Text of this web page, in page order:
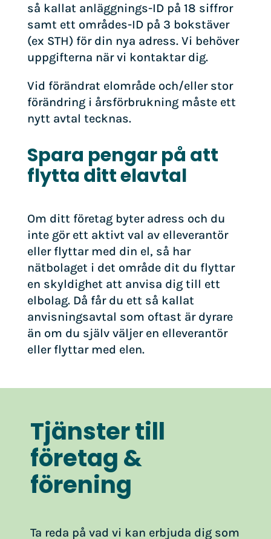
så kallat anläggnings-ID på 18 siffror
samt ett områdes-ID på 3 bokstäver
(ex STH) för din nya adress. Vi behöver
uppgifterna när vi kontaktar dig.
Vid förändrat elområde och/eller stor
förändring i årsförbrukning måste ett
nytt avtal tecknas.
Spara pengar på att
flytta ditt elavtal
Om ditt företag byter adress och du
inte gör ett aktivt val av elleverantör
eller flyttar med din el, så har
nätbolaget i det område dit du flyttar
en skyldighet att anvisa dig till ett
elbolag. Då får du ett så kallat
anvisningsavtal som oftast är dyrare
än om du själv väljer en elleverantör
eller flyttar med elen.
Tjänster till
företag &
förening
Ta reda på vad vi kan erbjuda dig som